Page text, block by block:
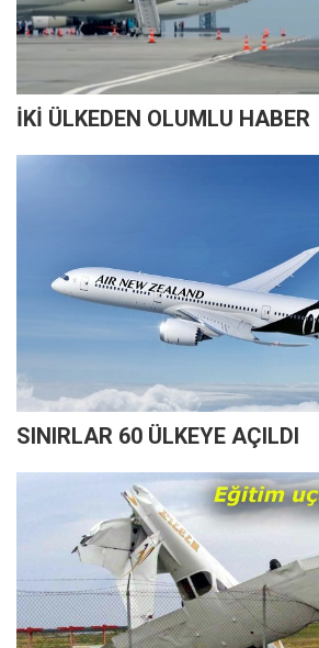
İKİ ÜLKEDEN OLUMLU HABER
SINIRLAR 60 ÜLKEYE AÇILDI